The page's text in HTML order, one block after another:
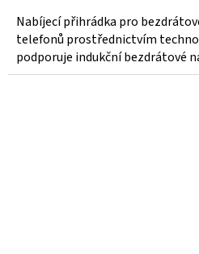
Nabíjecí přihrádka pro
telefonů prostřednictvím
podporuje indukční bezdrátové